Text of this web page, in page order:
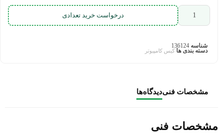
درخواست خرید تعدادی
شناسه 136124
دسته بندی ها کیس کامپیوتر
مشخصات فنیدیدگاه‌ها
مشخصات فنی